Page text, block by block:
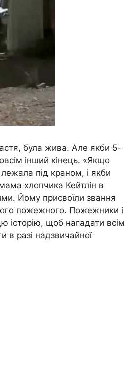
була жива. Але якби 5-
інший кінець. «Якщо
під краном, і якби
хлопчика Кейтлін в
Йому присвоїли звання
пожежного. Пожежники і
історію, щоб нагадати всім
в разі надзвичайної